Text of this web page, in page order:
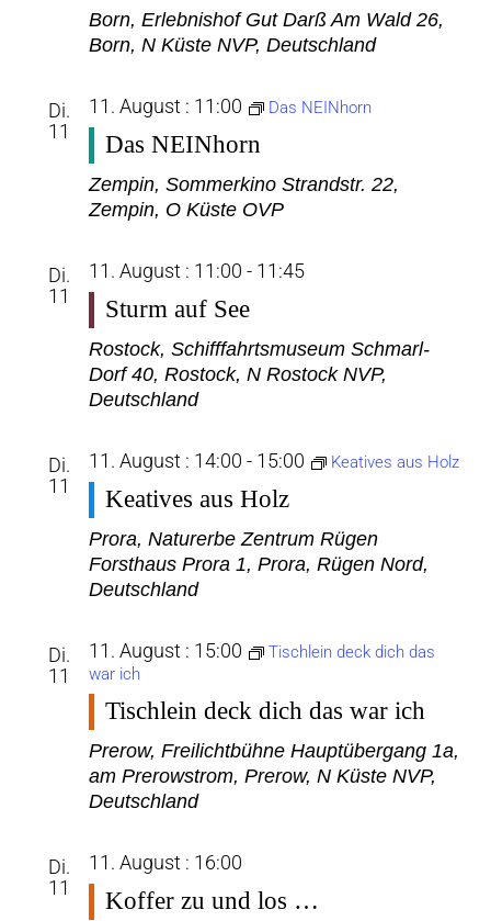
Born, Erlebnishof Gut DarßAm Wald 26,
Born, N Küste NVP, Deutschland
Di.
11
11. August : 11:00 Das NEINhorn
Das NEINhorn
Zempin, Sommerkino Strandstr. 22,
Zempin, O Küste OVP
Di.
11
11. August : 11:00 - 11:45
Sturm auf See
Rostock, Schifffahrtsmuseum Schmarl-
Dorf 40, Rostock, N Rostock NVP,
Deutschland
Di.
11
11. August : 14:00 - 15:00 Keatives aus Holz
Keatives aus Holz
Prora, Naturerbe Zentrum Rügen
Forsthaus Prora 1, Prora, Rügen Nord,
Deutschland
Di.
11
11. August : 15:00
Tischlein deck dich das
war ich
Tischlein deck dich das war ich
Prerow, Freilichtbühne Hauptübergang 1a,
am Prerowstrom, Prerow, N Küste NVP,
Deutschland
Di.
11
11. August : 16:00
Koffer zu und los …